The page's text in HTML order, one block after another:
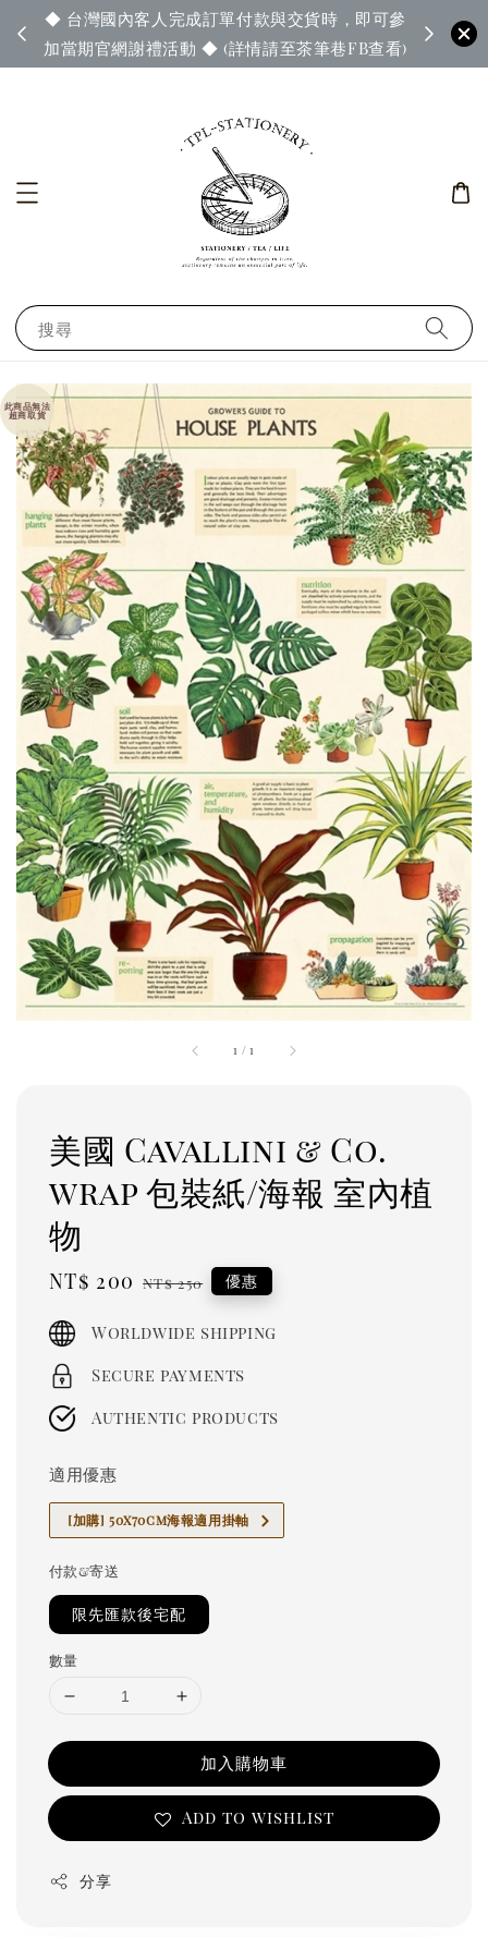
◆ 台灣國內客人完成訂單付款與交貨時，即可參
加當期官網謝禮活動 ◆ (詳情請至茶筆巷FB查看)
◆ 官
搜尋
1 /1
此商品無法
超商取貨
美國 Cavallini & Co.
wrap 包裝紙/海報 室內植
物
Sale
NT$ 200 Regular
NT$ 250 優惠
Worldwide shipping
Secure payments
Authentic products
適用優惠
[加購] 50x70cm海報適用掛軸
付款&寄送
限先匯款後宅配
數量
加入購物車
Add to wishlist
分享